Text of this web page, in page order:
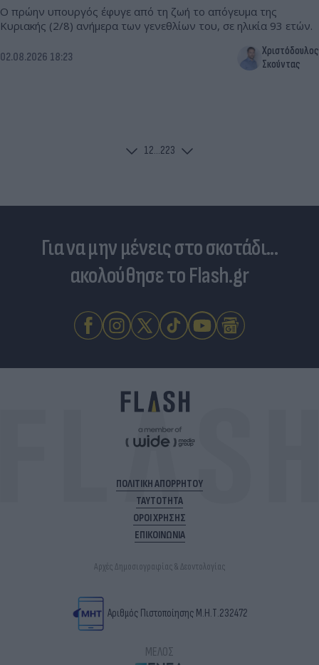
Ο πρώην υπουργός έφυγε από τη ζωή το απόγευμα της
Κυριακής (2/8) ανήμερα των γενεθλίων του, σε ηλικία 93 ετών.
02.08.2026 18:23
Χριστόδουλος
Σκούντας
12...223
Για να μην μένεις στο σκοτάδι...
ακολούθησε το Flash.gr
ΠΟΛΙΤΙΚΗ ΑΠΟΡΡΗΤΟΥ
ΤΑΥΤΟΤΗΤΑ
ΟΡΟΙ ΧΡΗΣΗΣ
ΕΠΙΚΟΙΝΩΝΙΑ
Αρχές Δημοσιογραφίας & Δεοντολογίας
Αριθμός Πιστοποίησης Μ.Η.Τ.232472
ΜΕΛΟΣ